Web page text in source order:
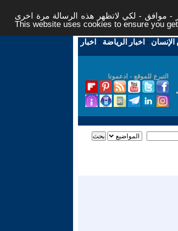
- موافق - لكي لاتظهر هذه الرسالة مرة اخرى -
This website uses cookies to ensure you
الإنسان - اخبار الرياضة - اخبار
التبرع للموقع - ادعمونا